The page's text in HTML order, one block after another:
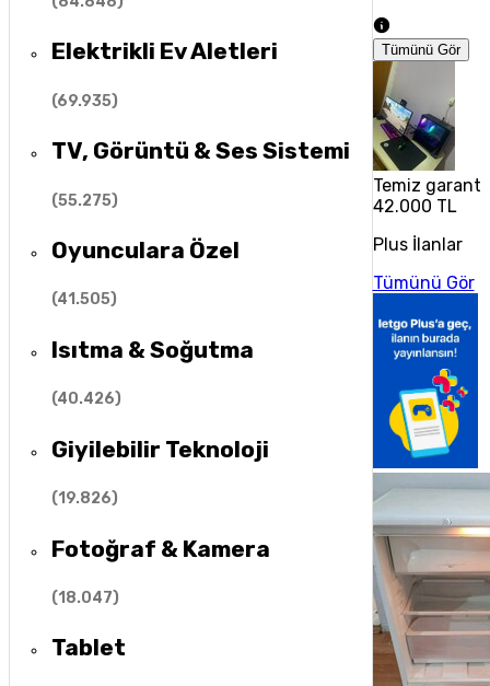
Elektrikli Ev Aletleri
(69.935)
TV, Görüntü & Ses Sistemi
(55.275)
Oyunculara Özel
(41.505)
Isıtma & Soğutma
(40.426)
Giyilebilir Teknoloji
(19.826)
Fotoğraf & Kamera
(18.047)
Tablet
Tümünü Gör
Temiz
42.000 TL
Plus İlanlar
Tümünü Gör